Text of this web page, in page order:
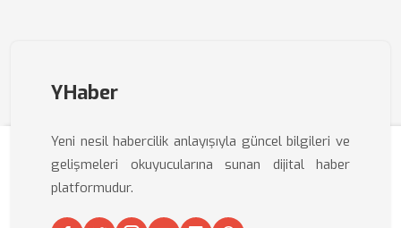
YHaber
Yeni nesil habercilik anlayışıyla güncel bilgileri ve
gelişmeleri okuyucularına sunan dijital haber
platformudur.